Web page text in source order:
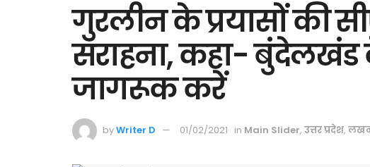
गुरलीन के प्रयासों की
सराहना, कहा- बुंदेलखंड
जागरूक करें
byWriter D 01/02/2021 in Main Slider, उत्तर प्रदेश,